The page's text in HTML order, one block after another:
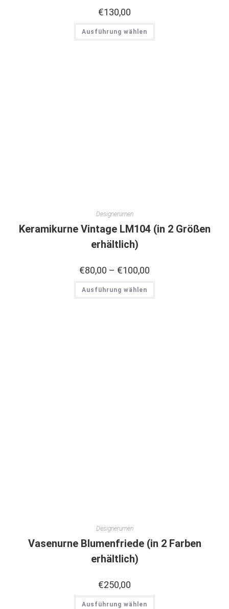
€130,00
Ausführung wählen
Designerurnen
Keramikurne Vintage LM104 (in 2 Größen
erhältlich)
€80,00 – €100,00
Ausführung wählen
Designerurnen
Vasenurne Blumenfriede (in 2 Farben
erhältlich)
€250,00
Ausführung wählen